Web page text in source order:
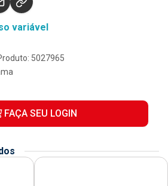
variável
5027965
FAÇA SEU LOGIN